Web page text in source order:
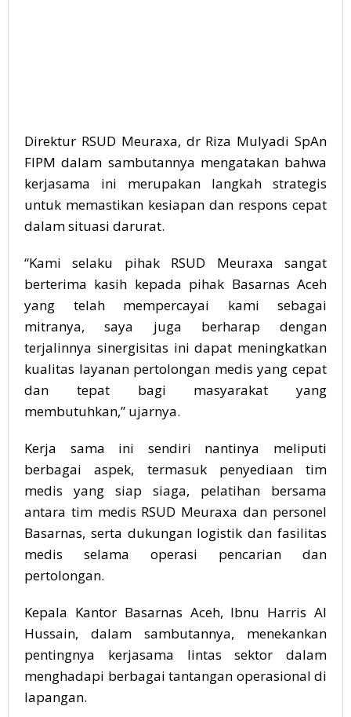
Direktur RSUD Meuraxa, dr Riza Mulyadi SpAn
FIPM dalam sambutannya mengatakan bahwa
kerjasama ini merupakan langkah strategis
untuk memastikan kesiapan dan respons cepat
dalam situasi darurat.
“Kami selaku pihak RSUD Meuraxa sangat
berterima kasih kepada pihak Basarnas Aceh
yang telah mempercayai kami sebagai
mitranya, saya juga berharap dengan
terjalinnya sinergisitas ini dapat meningkatkan
kualitas layanan pertolongan medis yang cepat
dan tepat bagi masyarakat yang
membutuhkan,” ujarnya.
Kerja sama ini sendiri nantinya meliputi
berbagai aspek, termasuk penyediaan tim
medis yang siap siaga, pelatihan bersama
antara tim medis RSUD Meuraxa dan personel
Basarnas, serta dukungan logistik dan fasilitas
medis selama operasi pencarian dan
pertolongan.
Kepala Kantor Basarnas Aceh, Ibnu Harris Al
Hussain, dalam sambutannya, menekankan
pentingnya kerjasama lintas sektor dalam
menghadapi berbagai tantangan operasional di
lapangan.